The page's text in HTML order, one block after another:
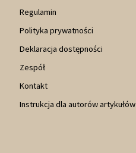
Regulamin
Polityka prywatności
Deklaracja dostępności
Zespół
Kontakt
Instrukcja dla autorów artykułów